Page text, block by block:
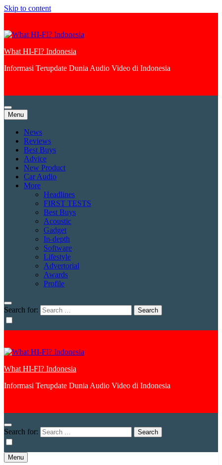
Skip to content
What HI-FI? Indonesia
Informasi Terupdate Dunia Audio Video di Indonesia
Menu
News
Reviews
Best Buys
Advice
New Product
Car Audio
More
Headlines
FIRST TESTS
Best Buys
Acoustic
Gadget
In-depth
Software
Lifestyle
Advertorial
Awards
Profile
Search for:
What HI-FI? Indonesia
Informasi Terupdate Dunia Audio Video di Indonesia
Search for:
Menu